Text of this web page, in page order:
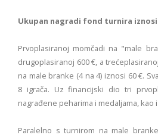
Ukupan nagradi fond turnira iznosi
Prvoplasiranoj momčadi na "male
drugoplasiranoj 600 €, a
na male branke (4 na 4) iznosi 60 €.
8 igrača. Uz financijski dio tri
nagrađene peharima i medaljama,
Paralelno s turnirom na male